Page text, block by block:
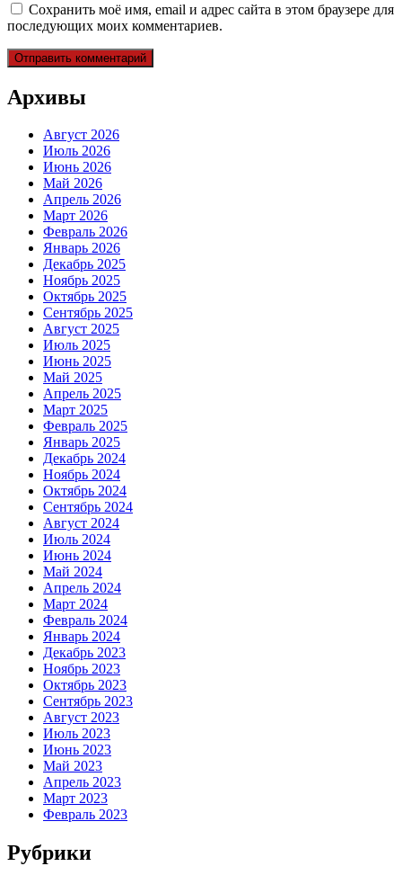
Сохранить моё имя, email и адрес сайта в этом браузере для
последующих моих комментариев.
Архивы
Август 2026
Июль 2026
Июнь 2026
Май 2026
Апрель 2026
Март 2026
Февраль 2026
Январь 2026
Декабрь 2025
Ноябрь 2025
Октябрь 2025
Сентябрь 2025
Август 2025
Июль 2025
Июнь 2025
Май 2025
Апрель 2025
Март 2025
Февраль 2025
Январь 2025
Декабрь 2024
Ноябрь 2024
Октябрь 2024
Сентябрь 2024
Август 2024
Июль 2024
Июнь 2024
Май 2024
Апрель 2024
Март 2024
Февраль 2024
Январь 2024
Декабрь 2023
Ноябрь 2023
Октябрь 2023
Сентябрь 2023
Август 2023
Июль 2023
Июнь 2023
Май 2023
Апрель 2023
Март 2023
Февраль 2023
Рубрики